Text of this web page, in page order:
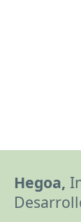
Hegoa,